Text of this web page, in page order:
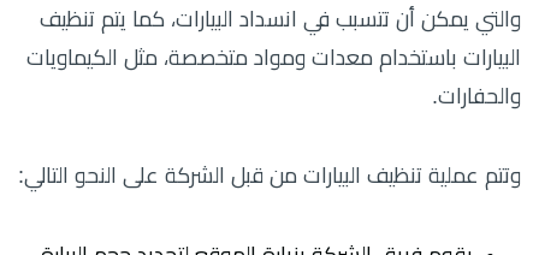
والتي يمكن أن تتسبب في انسداد البيارات، كما يتم تنظيف
البيارات باستخدام معدات ومواد متخصصة، مثل الكيماويات
والحفارات.
وتتم عملية تنظيف البيارات من قبل الشركة على النحو التالي: